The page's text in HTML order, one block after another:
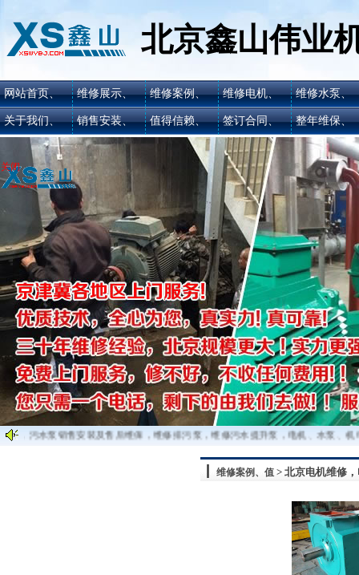
北京鑫山伟业
网站首页、
关于我们、
维修展示、
销售安装、
维修案例、
值得信赖、
维修电机、
签订合同、
维修水泵、
整年维保、
，污水泵销售安装及售后维保，维修排污泵，维修污水提升泵，电机、水泵、
维修案例、值 > 北京电机维修
关闭